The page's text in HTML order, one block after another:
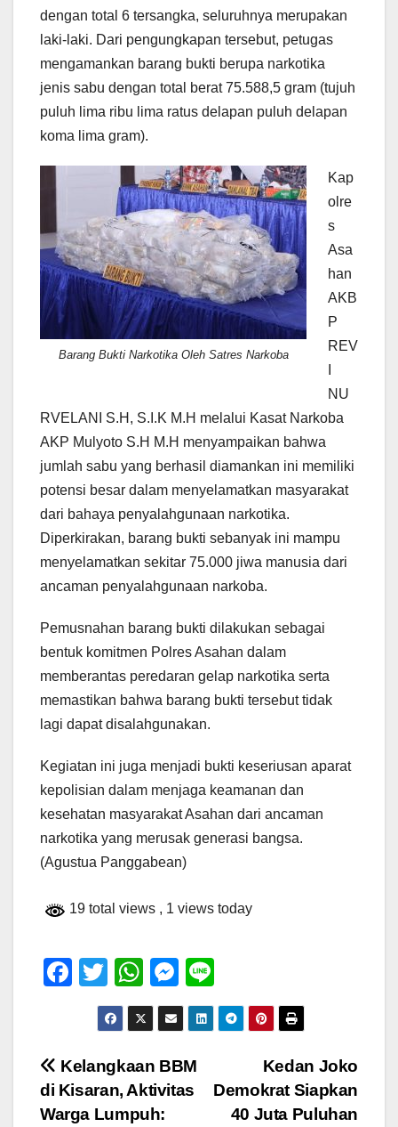
dengan total 6 tersangka, seluruhnya merupakan
laki-laki. Dari pengungkapan tersebut, petugas
mengamankan barang bukti berupa narkotika
jenis sabu dengan total berat 75.588,5 gram (tujuh
puluh lima ribu lima ratus delapan puluh delapan
koma lima gram).
Barang Bukti Narkotika Oleh Satres Narkoba
Kap
olre
s
Asa
han
AKB
P
REV
NU
RVELANI S.H, S.I.K M.H melalui Kasat Narkoba
AKP Mulyoto S.H M.H menyampaikan bahwa
jumlah sabu yang berhasil diamankan ini memiliki
potensi besar dalam menyelamatkan masyarakat
dari bahaya penyalahgunaan narkotika.
Diperkirakan, barang bukti sebanyak ini mampu
menyelamatkan sekitar 75.000 jiwa manusia dari
ancaman penyalahgunaan narkoba.
Pemusnahan barang bukti dilakukan sebagai
bentuk komitmen Polres Asahan dalam
memberantas peredaran gelap narkotika serta
memastikan bahwa barang bukti tersebut tidak
lagi dapat disalahgunakan.
Kegiatan ini juga menjadi bukti keseriusan aparat
kepolisian dalam menjaga keamanan dan
kesehatan masyarakat Asahan dari ancaman
narkotika yang merusak generasi bangsa.
(Agustua Panggabean)
19 total views , 1 views today
F
e
b
o
T
wi
tt
er
W
h
at
s
A
p
M
e
ss
e
n
n
e
Navigasi
pos
Kedan Joko
Demokrat Siapkan
40 Juta Puluhan
Kelangkaan BBM
di Kisaran, Aktivitas
Warga Lumpuh: